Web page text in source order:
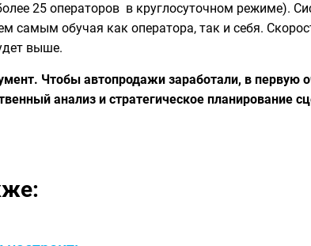
25 операторов в круглосуточном режиме).
самым обучая как оператора, так и себя.
выше.
Чтобы автопродажи заработали, в первую
анализ и стратегическое планирование